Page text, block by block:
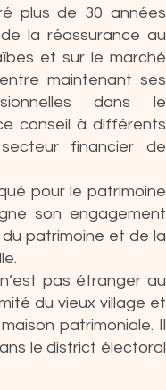
plus de 30 années
la réassurance au
et sur le marché
maintenant ses
dans le
conseil à différents
financier de
pour le patrimoine
son engagement
patrimoine et de la
pas étranger au
du vieux village et
patrimoniale. Il
le district électoral